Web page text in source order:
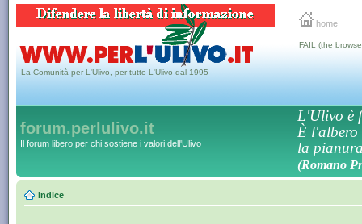
home
La Comunità per L'Ulivo, per tutto L'Ulivo dal 1995
FAIL (the
forum.perlulivo.it
Il forum libero per chi sostiene i valori dell'Ulivo
L'Ulivo è
È l'albero
la
(Romano
Indice